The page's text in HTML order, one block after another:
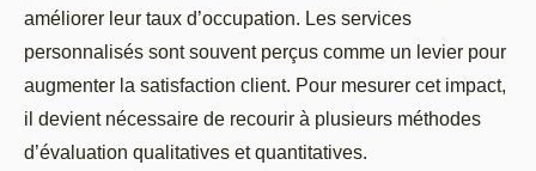
améliorer leur taux d’occupation. Les services
personnalisés sont souvent perçus comme un levier pour
augmenter la satisfaction client. Pour mesurer cet impact,
il devient nécessaire de recourir à plusieurs méthodes
d’évaluation qualitatives et quantitatives.